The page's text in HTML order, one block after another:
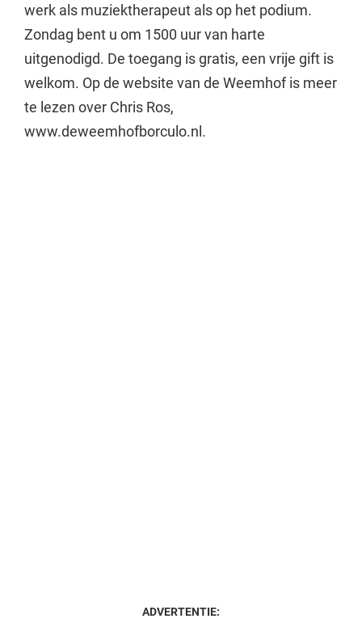
werk als muziektherapeut als op het podium.
Zondag bent u om 1500 uur van harte
uitgenodigd. De toegang is gratis, een vrije gift is
welkom. Op de website van de Weemhof is meer
te lezen over Chris Ros,
www.deweemhofborculo.nl.
ADVERTENTIE: